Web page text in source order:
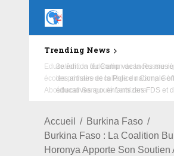
Trending News
Education : la fédération de la Russie
écoles primaire et collège du Camp
Aboubacar Sangoulé Lamizana
Accueil
Burkina Faso
Burkina Faso : La Coalition
Horonya Apporte Son Soutien